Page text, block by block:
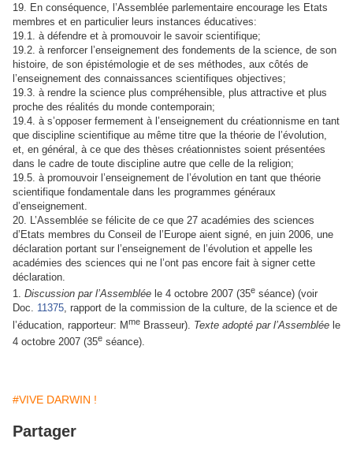
19. En conséquence, l’Assemblée parlementaire encourage les Etats
membres et en particulier leurs instances éducatives:
19.1. à défendre et à promouvoir le savoir scientifique;
19.2. à renforcer l’enseignement des fondements de la science, de son
histoire, de son épistémologie et de ses méthodes, aux côtés de
l’enseignement des connaissances scientifiques objectives;
19.3. à rendre la science plus compréhensible, plus attractive et plus
proche des réalités du monde contemporain;
19.4. à s’opposer fermement à l’enseignement du créationnisme en tant
que discipline scientifique au même titre que la théorie de l’évolution,
et, en général, à ce que des thèses créationnistes soient présentées
dans le cadre de toute discipline autre que celle de la religion;
19.5. à promouvoir l’enseignement de l’évolution en tant que théorie
scientifique fondamentale dans les programmes généraux
d’enseignement.
20. L’Assemblée se félicite de ce que 27 académies des sciences
d’Etats membres du Conseil de l’Europe aient signé, en juin 2006, une
déclaration portant sur l’enseignement de l’évolution et appelle les
académies des sciences qui ne l’ont pas encore fait à signer cette
déclaration.
1. Discussion par l’Assemblée le 4 octobre 2007 (35e séance) (voir
Doc. 11375, rapport de la commission de la culture, de la science et de
l’éducation, rapporteur: Mme Brasseur). Texte adopté par l’Assemblée le
4 octobre 2007 (35e séance).
#VIVE DARWIN !
Partager